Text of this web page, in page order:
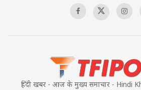
हिंदी खबर - आज के मुख्य समाचार - Hindi